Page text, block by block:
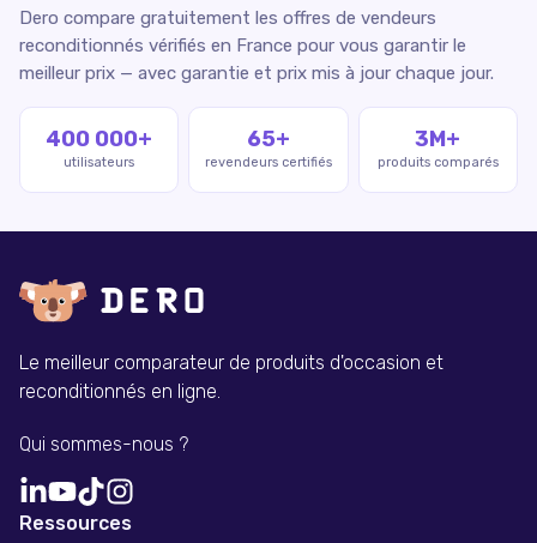
Dero compare gratuitement les offres de vendeurs
reconditionnés vérifiés en France pour vous garantir le
meilleur prix — avec garantie et prix mis à jour chaque jour.
400 000+
utilisateurs
65+
revendeurs certifiés
3M+
produits comparés
Le meilleur comparateur de produits d'occasion et
reconditionnés en ligne.
Qui sommes-nous ?
Ressources